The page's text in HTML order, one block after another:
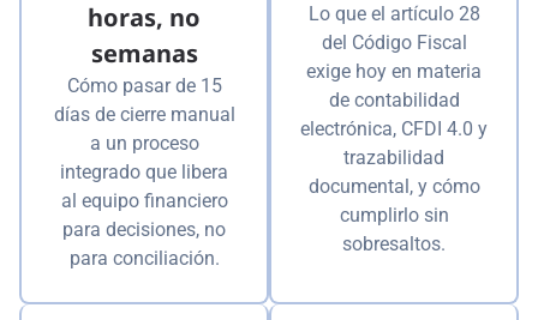
horas, no
semanas
Cómo pasar de 15
días de cierre manual
a un proceso
integrado que libera
al equipo financiero
para decisiones, no
para conciliación.
Lo que el artículo 28
del Código Fiscal
exige hoy en materia
de contabilidad
electrónica, CFDI 4.0 y
trazabilidad
documental, y cómo
cumplirlo sin
sobresaltos.